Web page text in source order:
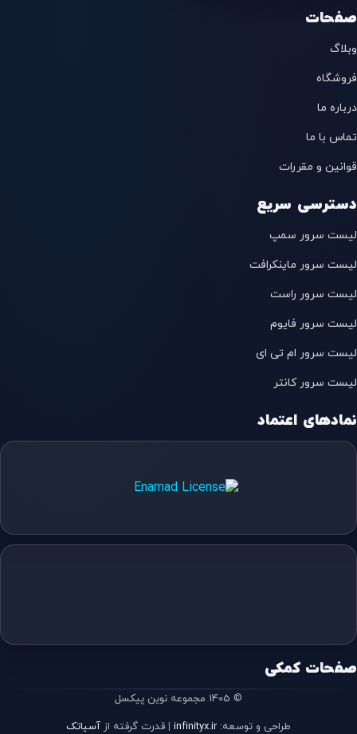
صفحات
وبلاگ
فروشگاه
درباره ما
تماس با ما
قوانین و مقررات
دسترسی سریع
لیست سرور سمپ
لیست سرور ماینکرافت
لیست سرور راست
لیست سرور فایوم
لیست سرور ام تی ای
لیست سرور کانتر
نمادهای اعتماد
صفحات کمکی
© 1405 مجموعه نوین پیکسل
طراحی و توسعه:infinityx.ir
| قدرت گرفته از آسیاتک